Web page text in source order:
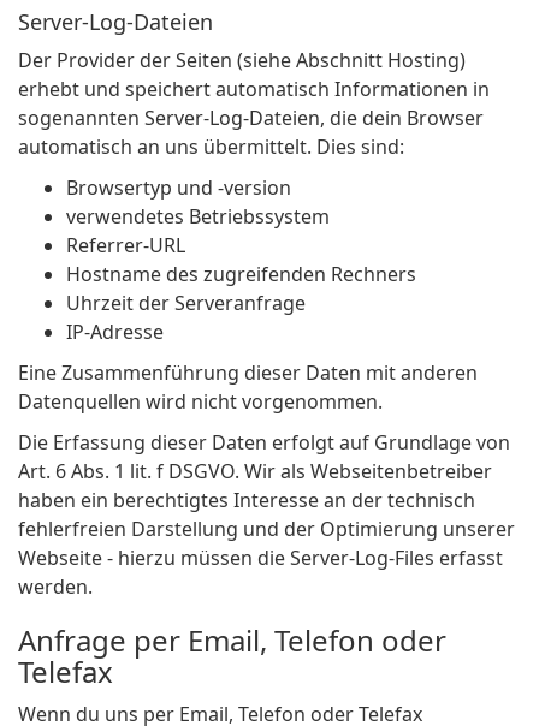
Server-Log-Dateien
Der Provider der Seiten (siehe Abschnitt Hosting)
erhebt und speichert automatisch Informationen in
sogenannten Server-Log-Dateien, die dein Browser
automatisch an uns übermittelt. Dies sind:
Browsertyp und -version
verwendetes Betriebssystem
Referrer-URL
Hostname des zugreifenden Rechners
Uhrzeit der Serveranfrage
IP-Adresse
Eine Zusammenführung dieser Daten mit anderen
Datenquellen wird nicht vorgenommen.
Die Erfassung dieser Daten erfolgt auf Grundlage von
Art. 6 Abs. 1 lit. f DSGVO. Wir als Webseitenbetreiber
haben ein berechtigtes Interesse an der technisch
fehlerfreien Darstellung und der Optimierung unserer
Webseite - hierzu müssen die Server-Log-Files erfasst
werden.
Anfrage per Email, Telefon oder
Telefax
Wenn du uns per Email, Telefon oder Telefax